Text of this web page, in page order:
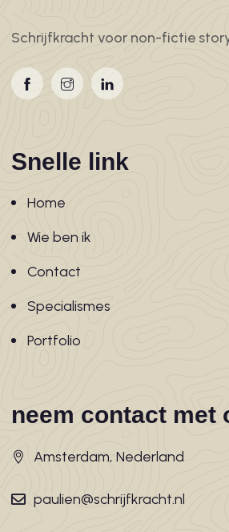
Schrijfkracht voor non-fictie
Snelle link
Home
Wie ben ik
Contact
Specialismes
Portfolio
neem contact met
Amsterdam, Nederland
paulien@schrijfkracht.nl